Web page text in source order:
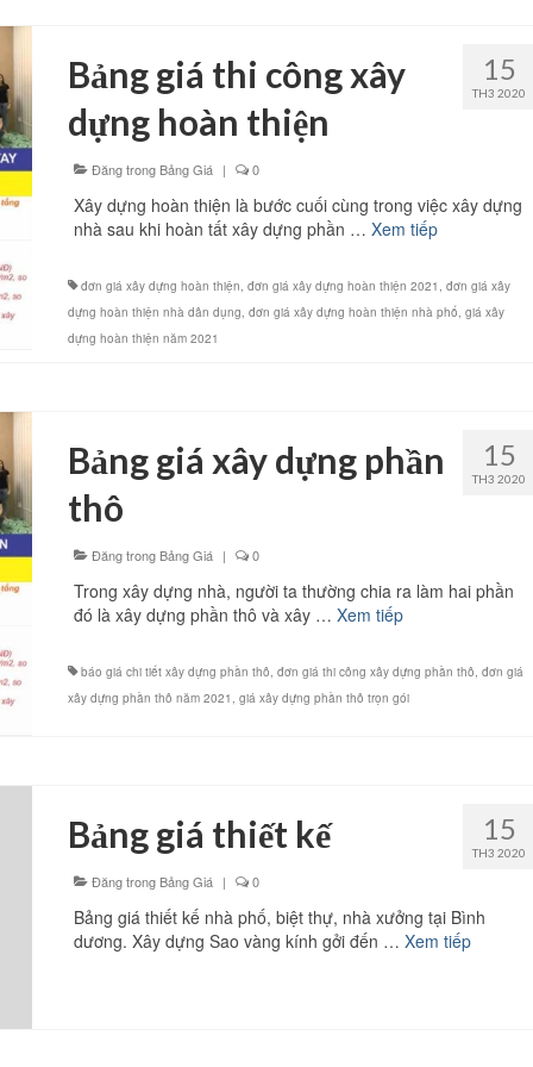
15
TH3 2020
Bảng giá thi công xây
dựng hoàn thiện
Đăng trong Bảng Giá | 0
Xây dựng hoàn thiện là bước cuối cùng trong việc xây dựng
nhà sau khi hoàn tất xây dựng phần …Xem tiếp
đơn giá xây dựng hoàn thiện ,đơn giá xây dựng hoàn thiện 2021 ,đơn giá xây
dựng hoàn thiện nhà dân dụng ,đơn giá xây dựng hoàn thiện nhà phố ,giá xây
dựng hoàn thiện năm 2021
15
TH3 2020
Bảng giá xây dựng phần
thô
Đăng trong Bảng Giá | 0
Trong xây dựng nhà, người ta thường chia ra làm hai phần
đó là xây dựng phần thô và xây …Xem tiếp
báo giá chi tiết xây dựng phần thô ,đơn giá thi công xây dựng phần thô ,đơn giá
xây dựng phần thô năm 2021 ,giá xây dựng phần thô trọn gói
15
TH3 2020
Bảng giá thiết kế
Đăng trong Bảng Giá | 0
Bảng giá thiết kế nhà phố, biệt thự, nhà xưởng tại Bình
dương. Xây dựng Sao vàng kính gởi đến …Xem tiếp